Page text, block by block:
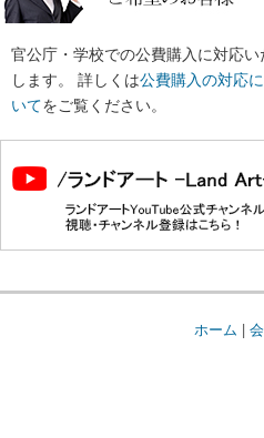
官公庁・学校での公費購入に対応い
します。 詳しくは公費購入の対応
いてをご覧ください。
ホーム |